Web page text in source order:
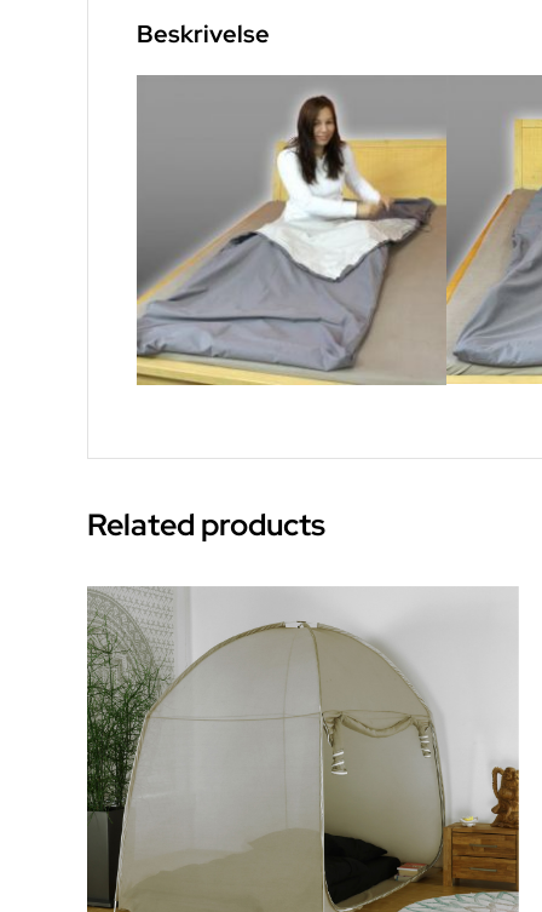
Beskrivelse
Related products